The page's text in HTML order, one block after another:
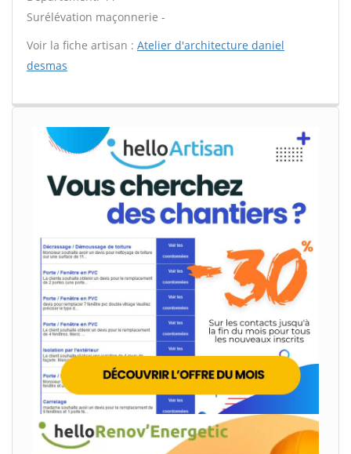
Surélévation maçonnerie -
Voir la fiche artisan : Atelier d'architecture daniel
desmas